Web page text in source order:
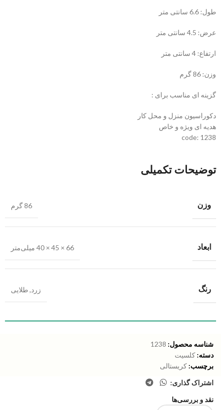
طول: 6.6 سانتی متر
عرض: 4.5 سانتی متر
ارتفاع: 4 سانتی متر
وزن: 86 گرم
گزینه ای مناسب برای :
دکوراسیون منزل و محل کار
هدیه ای ویژه و خاص
code: 1238
توضیحات تکمیلی
وزن 86 گرم
ابعاد 66 × 45 × 40 میلی‌متر
رنگ زرد, طلایی
شناسه محصول: 1238
دسته: کلسیت
برچسب: کریستالی
اشتراک گذاری:
نقد و بررسی‌ها